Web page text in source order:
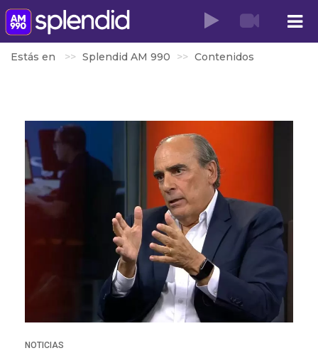
Estás en Splendid AM 990 Contenidos
NOTICIAS